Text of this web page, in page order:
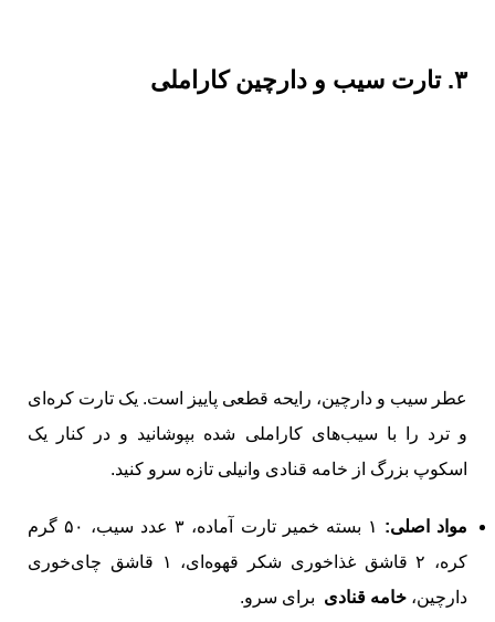
۳. تارت سیب و دارچین کاراملی
عطر سیب و دارچین، رایحه قطعی پاییز است. یک تارت کره‌ای
و ترد را با سیب‌های کاراملی شده بپوشانید و در کنار یک
اسکوپ بزرگ از خامه قنادی وانیلی تازه سرو کنید.
مواد اصلی:
۱ بسته خمیر تارت آماده، ۳ عدد سیب، ۵۰ گرم
کره، ۲ قاشق غذاخوری شکر قهوه‌ای، ۱ قاشق چای‌خوری
دارچین، خامه قنادی برای سرو.